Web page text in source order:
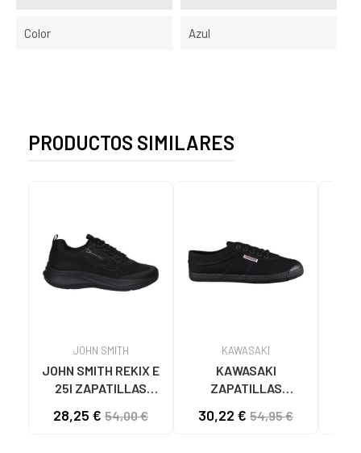
Color Azul
PRODUCTOS SIMILARES
JOHN SMITH
JOHN SMITH REKIX E
25I ZAPATILLAS
NEGRO NEGRO
28,25 € 54,00 €
KAWASAKI
KAWASAKI
ZAPATILLAS
CANVAS K192495
30,22 € 54,95 €